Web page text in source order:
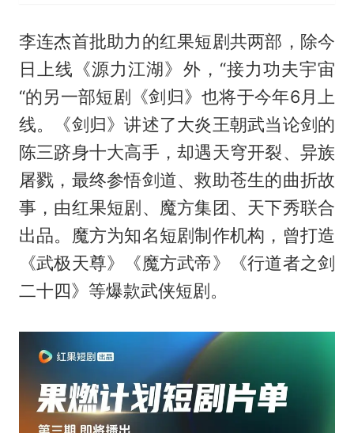
李连杰首批助力的红果短剧共两部，除今
日上线《源力江湖》外，“接力功夫宇宙
“的另一部短剧《剑归》也将于今年6月上
线。《剑归》讲述了大炎王朝武当论剑的
陈三跻身十大高手，却遇天穹开裂、异族
屠戮，最终参悟剑道、救助苍生的曲折故
事，由红果短剧、魔方集团、天下秀联合
出品。魔方为知名短剧制作机构，曾打造
《武极天尊》《魔方武帝》《行道者之剑
二十四》等爆款武侠短剧。